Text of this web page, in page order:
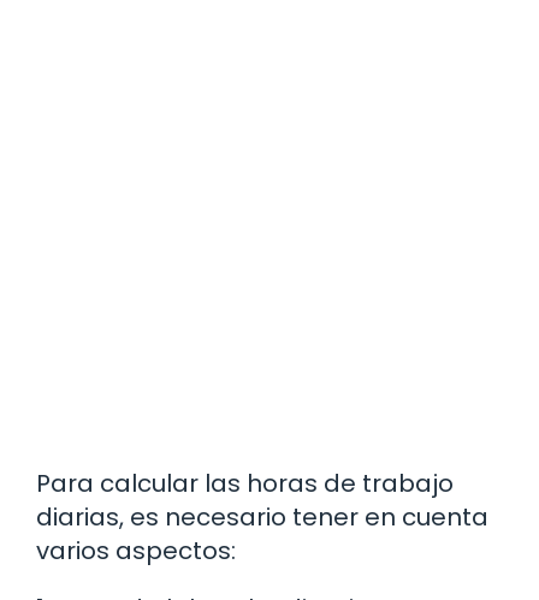
Para calcular las horas de trabajo
diarias, es necesario tener en cuenta
varios aspectos: